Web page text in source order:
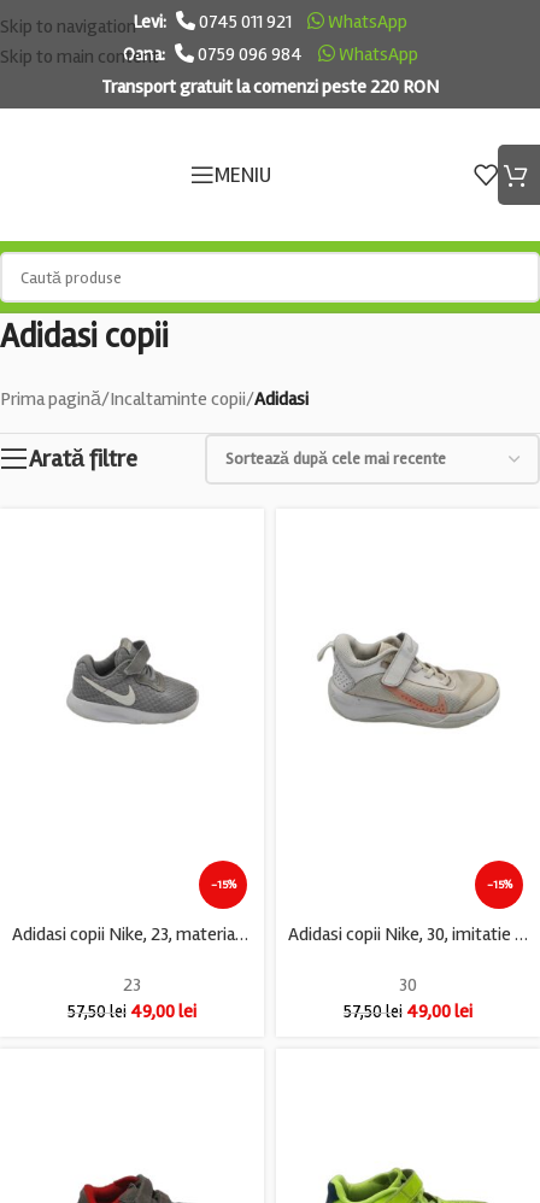
Skip to navigation
Skip to main content
Levi: 0745 011 921
WhatsApp
Oana:
0759 096 984
WhatsApp
Transport gratuit la comenzi peste 220 RON
MENIU
Adidasi copii
Prima pagină/Incaltaminte copii/Adidasi
Arată filtre
-15%
Adidasi copii Nike, 23, material textil, gri
23
57,50lei 49,00lei
-15%
Adidasi copii Nike, 30, imitatie de piele, material textil, alb
30
57,50lei 49,00lei